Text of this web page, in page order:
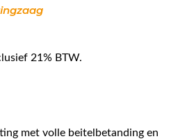
21% BTW.
met volle beitelbetanding en